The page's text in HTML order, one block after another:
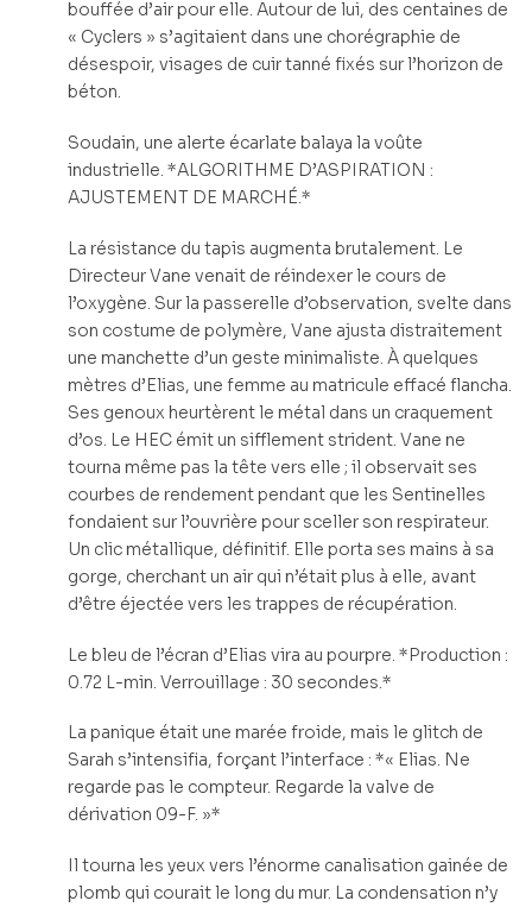
bouffée d’air pour elle. Autour de lui, des centaines de
« Cyclers » s’agitaient dans une chorégraphie de
désespoir, visages de cuir tanné fixés sur l’horizon de
béton.
Soudain, une alerte écarlate balaya la voûte
industrielle. *ALGORITHME D’ASPIRATION :
AJUSTEMENT DE MARCHÉ.*
La résistance du tapis augmenta brutalement. Le
Directeur Vane venait de réindexer le cours de
l’oxygène. Sur la passerelle d’observation, svelte dans
son costume de polymère, Vane ajusta distraitement
une manchette d’un geste minimaliste. À quelques
mètres d’Elias, une femme au matricule effacé flancha.
Ses genoux heurtèrent le métal dans un craquement
d’os. Le HEC émit un sifflement strident. Vane ne
tourna même pas la tête vers elle ; il observait ses
courbes de rendement pendant que les Sentinelles
fondaient sur l’ouvrière pour sceller son respirateur.
Un clic métallique, définitif. Elle porta ses mains à sa
gorge, cherchant un air qui n’était plus à elle, avant
d’être éjectée vers les trappes de récupération.
Le bleu de l’écran d’Elias vira au pourpre. *Production :
0.72 L-min. Verrouillage : 30 secondes.*
La panique était une marée froide, mais le glitch de
Sarah s’intensifia, forçant l’interface : *« Elias. Ne
regarde pas le compteur. Regarde la valve de
dérivation 09-F. »*
Il tourna les yeux vers l’énorme canalisation gainée de
plomb qui courait le long du mur. La condensation n’y